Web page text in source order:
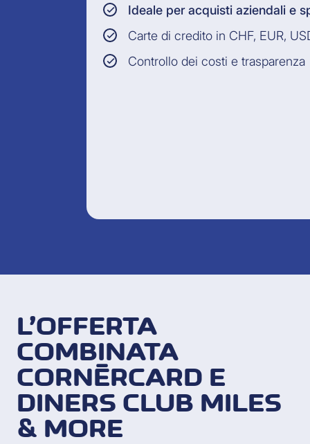
Ideale per acquisti aziendali e
Carte di credito in CHF, EUR,
Controllo dei costi e trasparenza
L’OFFERTA
COMBINATA
CORNÈRCARD E
DINERS CLUB MILES
& MORE